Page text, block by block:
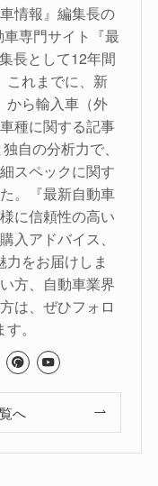
情報』編集長の
専門サイト『最
長として12年間
これまでに、新
から輸入車（外
種に関する記事
自の分析力で、
スペックに関す
。『最新自動車
に信頼性の高い
入アドバイス、
をお届けしま
方、自動車業界
は、ぜひフォロ
。
へ